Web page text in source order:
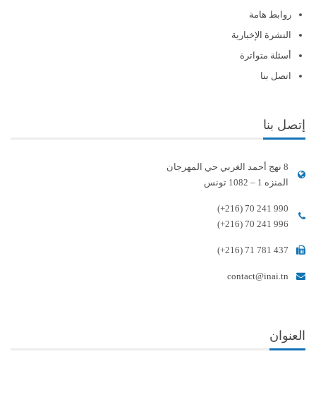
روابط هامة
النشرة الإخبارية
أسئلة متواترة
اتصل بنا
إتصل بنا
8 نهج أحمد الغربي حي المهرجان
المنزه 1 – 1082 تونس
(+216) 70 241 990
(+216) 70 241 996
(+216) 71 781 437
contact@inai.tn
العنوان